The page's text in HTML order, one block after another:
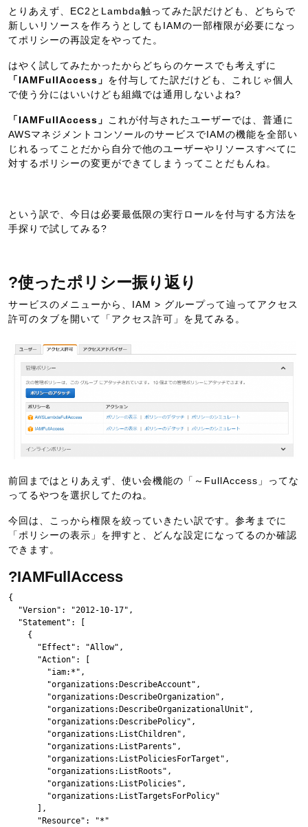
日
とりあえず、EC2とLambda触ってみた訳だけども、どちらで
新しいリソースを作ろうとしてもIAMの一部権限が必要になっ
てポリシーの再設定をやってた。
はやく試してみたかったからどちらのケースでも考えずに
「IAMFullAccess」 を付与してた訳だけども、これじゃ個人
で使う分にはいいけども組織では通用しないよね?
「IAMFullAccess」
これが付与されたユーザーでは、普通に
AWSマネジメントコンソールのサービスでIAMの機能を全部い
じれるってことだから自分で他のユーザーやリソースすべてに
対するポリシーの変更ができてしまうってことだもんね。
という訳で、今日は必要最低限の実行ロールを付与する方法を
手探りで試してみる?
?使ったポリシー振り返り
サービスのメニューから、IAM > グループって辿ってアクセス
許可のタブを開いて「アクセス許可」を見てみる。
前回まではとりあえず、使い会機能の「～FullAccess」ってな
ってるやつを選択してたのね。
今回は、こっから権限を絞っていきたい訳です。参考までに
「ポリシーの表示」を押すと、どんな設定になってるのか確認
できます。
?IAMFullAccess
{
  "Version": "2012-10-17",
  "Statement": [
    {
      "Effect": "Allow",
      "Action": [
        "iam:*",
        "organizations:DescribeAccount",
        "organizations:DescribeOrganization",
        "organizations:DescribeOrganizationalUnit",
        "organizations:DescribePolicy",
        "organizations:ListChildren",
        "organizations:ListParents",
        "organizations:ListPoliciesForTarget",
        "organizations:ListRoots",
        "organizations:ListPolicies",
        "organizations:ListTargetsForPolicy"
      ],
      "Resource": "*"